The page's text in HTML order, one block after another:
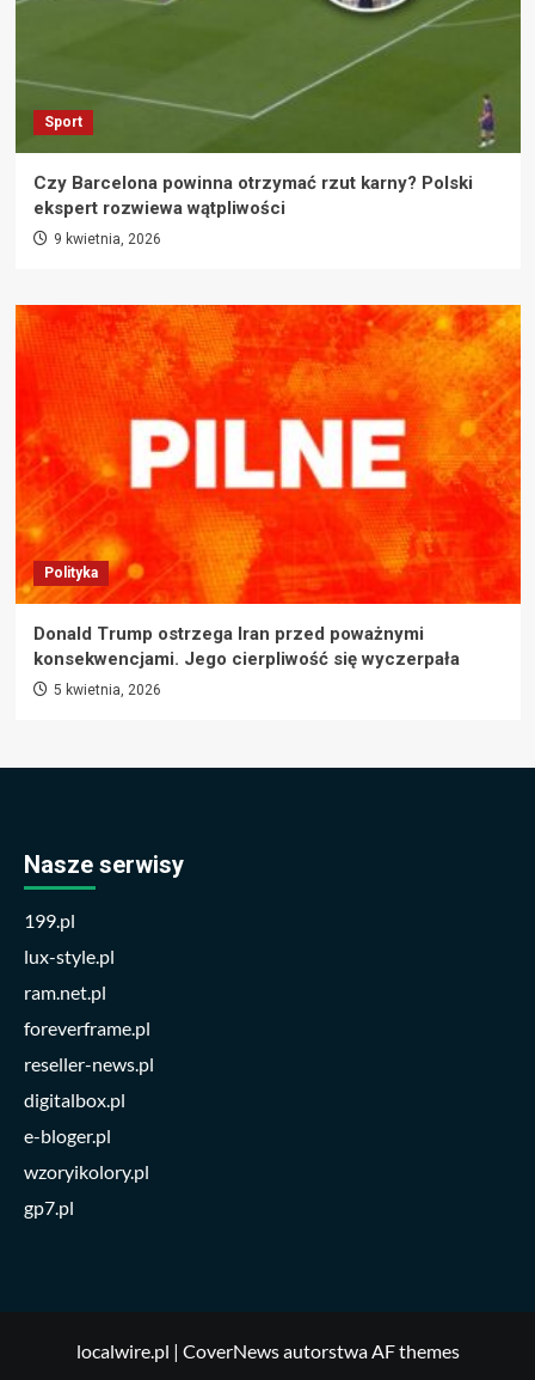
Sport
Czy Barcelona powinna otrzymać rzut karny? Polski
ekspert rozwiewa wątpliwości
9 kwietnia, 2026
Polityka
Donald Trump ostrzega Iran przed poważnymi
konsekwencjami. Jego cierpliwość się wyczerpała
5 kwietnia, 2026
Nasze serwisy
199.pl
lux-style.pl
ram.net.pl
foreverframe.pl
reseller-news.pl
digitalbox.pl
e-bloger.pl
wzoryikolory.pl
gp7.pl
localwire.pl | CoverNewsautorstwa AF themes